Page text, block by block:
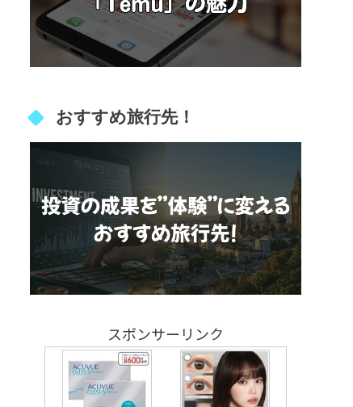
おすすめ旅行先！
スポンサーリンク